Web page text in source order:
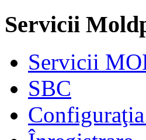
Servicii
Servicii
SBC